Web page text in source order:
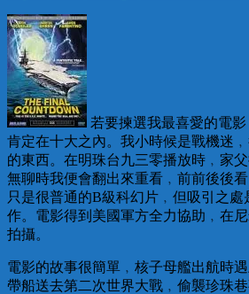
若要揀選我最喜愛的電影
肯定在十大之內。我小時候是戰機迷
的東西。在明珠台九三零播放時﹐家
無聊時我便會翻出來重看﹐前前後後
只是很普通的B級科幻片﹐但吸引之
作。電影得到美國軍方全力協助﹐在
拍攝。
電影的故事很簡單﹐核子母艦出航時
帶船送去第二次世界大戰﹐偷襲珍珠